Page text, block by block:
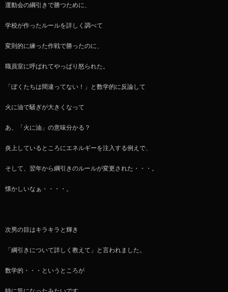
運動会の綱引きで勝つために、
学校が作ったルールを詳しく調べて
変則的に練った作戦で勝ったのに、
職員室に呼ばれてやっぱり怒られた。
「ぼくたちは間違ってない！」と数学的に反論して
火に油で騒ぎが大きくなって
あ、「火に油」の意味分かる？
炎上しているところにエネルギーを注入する例えで、
そして、翌年から綱引きのルールが変更された・・・。
懐かしいなぁ・・・・。
次男の目はキラキラと輝き
「綱引きについて詳しく教えて」と言われました。
数学的・・・というところが